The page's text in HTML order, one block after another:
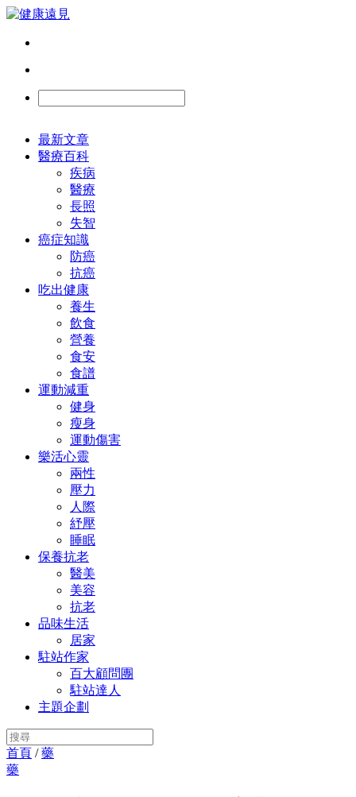
最新文章
醫療百科
疾病
醫療
長照
失智
癌症知識
防癌
抗癌
吃出健康
養生
飲食
營養
食安
食譜
運動減重
健身
瘦身
運動傷害
樂活心靈
兩性
壓力
人際
紓壓
睡眠
保養抗老
醫美
美容
抗老
品味生活
居家
駐站作家
百大顧問團
駐站達人
主題企劃
首頁 /藥
藥